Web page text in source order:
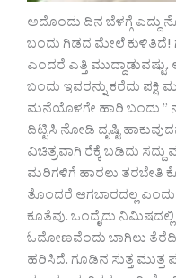
ಅದೊಂದು ದಿನ ಬೆಳಗ್ಗೆ ಎದ್ದು
ಬಂದು ಗಿಡದ ಮೇಲೆ ಕುಳಿತಿದೆ!
ಎಂದರೆ ಎತ್ತಿ
ಬಂದು ಇವರನ್ನು ಕರೆದು ಪಕ್ಷಿ
ಮನೆಯೊಳಗೇ ಹಾರಿ ಬಂದು ”
ದಿಟ್ಟಿಸಿ ನೋಡಿ ದೃಷ್ಟಿ
ವಿಚಿತ್ರವಾಗಿ ರೆಕ್ಕೆ ಬಡಿದು
ಮರಿಗಳಿಗೆ ಹಾರಲು ತರಬೇತಿ
ತೊಂದರೆ ಆಗಬಾರದಲ್ಲ
ಕೂತೆವು. ಒಂದೈದು
ಓದೋಣವೆಂದು ಬಾಗಿಲು
ಹರಿಸಿದೆ. ಗೂಡಿನ ಸುತ್ತ ಮುತ್ತ